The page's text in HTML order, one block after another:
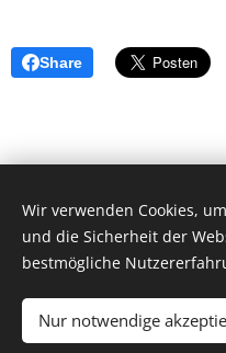
Share
© 2018 Freiwillige
4175
ff-herzogsdorf@gmx.at|
Unterstützt von
Wir verwenden Cookies,
und die Sicherheit der
bestmögliche
Nur notwendige